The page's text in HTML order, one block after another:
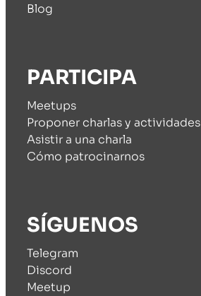
Blog
PARTICIPA
Meetups
Proponer charlas y actividades
Asistir a una charla
Cómo patrocinarnos
SÍGUENOS
Telegram
Discord
Meetup